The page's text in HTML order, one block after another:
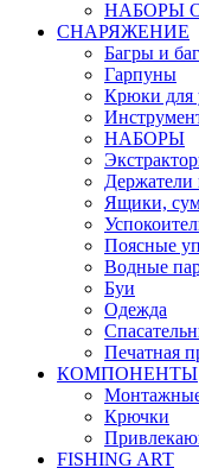
НАБОРЫ
СНАРЯЖЕНИЕ
Багры и
Гарпуны
Крюки для
НАБОРЫ
Держатели
Ящики,
Поясные
Водные
Буи
Одежда
Печатная
КОМПОНЕНТЫ
Крючки
FISHING ART